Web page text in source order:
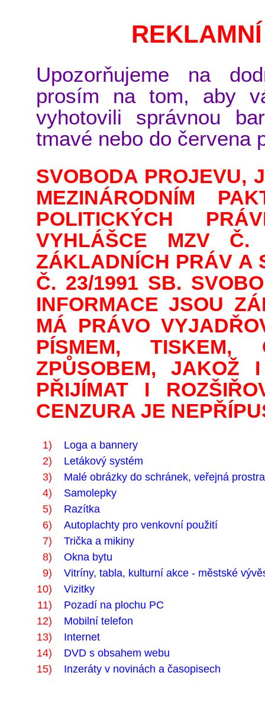
Upozorňujeme na
prosím na tom, aby
vyhotovili správnou
tmavé nebo do červena
SVOBODA PROJEVU,
MEZINÁRODNÍM
POLITICKÝCH
VYHLÁŠCE MZV
ZÁKLADNÍCH PRÁV A
Č. 23/1991 SB.
INFORMACE JSOU
MÁ PRÁVO
PÍSMEM, TISKEM,
ZPŮSOBEM, JAKOŽ I
PŘIJÍMAT I
CENZURA JE
1)
Loga a bannery
2)
Letákový systém
3)
Malé obrázky do schránek, veřejná
4)
Samolepky
5)
Razítka
6)
Autoplachty pro venkovní použití
7)
Trička a mikiny
8)
Okna bytu
9)
Vitríny, tabla, kulturní akce - městské
10)
Vizitky
11)
Pozadí na plochu PC
12)
Mobilní telefon
13)
Internet
14)
DVD s obsahem webu
15)
Inzeráty v novinách a časopisech